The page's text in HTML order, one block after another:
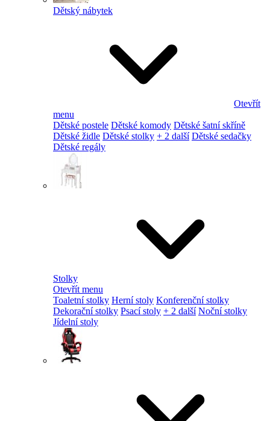
Dětský nábytek
Otevřít
menu
Dětské postele Dětské komody Dětské šatní skříně
Dětské židle Dětské stolky + 2 další Dětské sedačky
Dětské regály
Stolky
Otevřít menu
Toaletní stolky Herní stoly Konferenční stolky
Dekorační stolky Psací stoly + 2 další Noční stolky
Jídelní stoly